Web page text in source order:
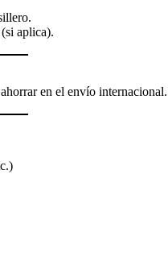
aplica).
en el envío internacional.